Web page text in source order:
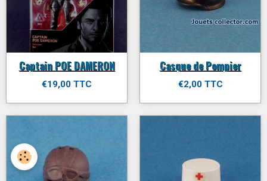
Captain POE DAMERON
€19,00 TTC
Casque de Pompier
€2,00 TTC